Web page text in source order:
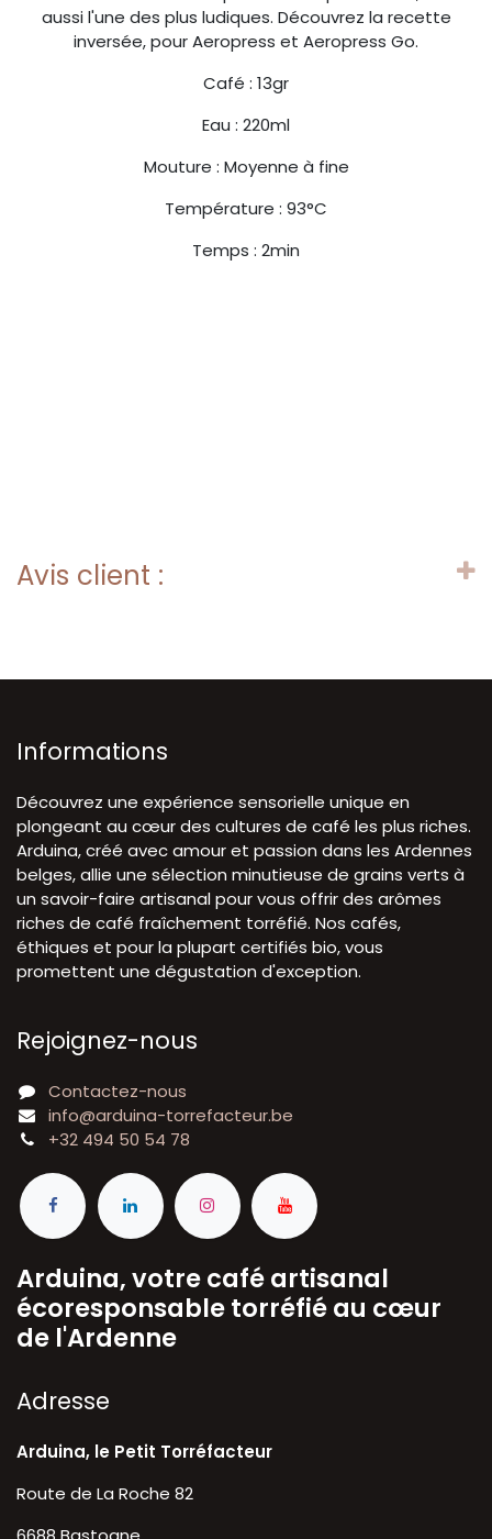
aussi l'une des plus ludiques. Découvrez la recette
inversée, pour Aeropress et Aeropress Go.
Café : 13gr
Eau : 220ml
Mouture : Moyenne à fine
Température : 93°C
Temps : 2min
Avis client :
Informations
Découvrez une expérience sensorielle unique en
plongeant au cœur des cultures de café les plus riches.
Arduina, créé avec amour et passion dans les Ardennes
belges, allie une sélection minutieuse de grains verts à
un savoir-faire artisanal pour vous offrir des arômes
riches de café fraîchement torréfié. Nos cafés,
éthiques et pour la plupart certifiés bio, vous
promettent une dégustation d'exception.
Rejoignez-nous
Contactez-nous
info@arduina-torrefacteur.be
+32 494 50 54 78
Arduina, votre café artisanal
écoresponsable torréfié au cœur
de l'Ardenne
A​dresse
Arduina, le Petit Torréfacteur
Route de La Roche 82